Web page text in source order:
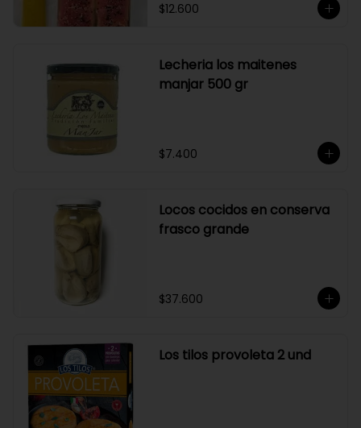
$12.600
Lecheria los maitenes
manjar 500 gr
$7.400
Locos cocidos en conserva
frasco grande
$37.600
Los tilos provoleta 2 und